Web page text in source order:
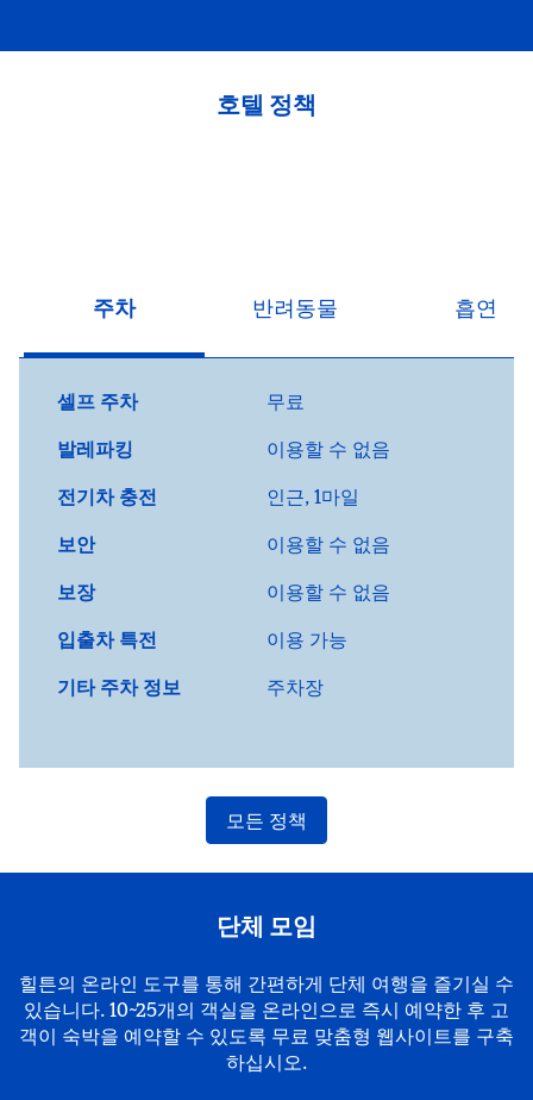
호텔 정책
주차 반려동물 흡연
셀프 주차
무료
발레파킹
이용할 수 없음
전기차 충전
인근, 1마일
보안
이용할 수 없음
보장
이용할 수 없음
입출차 특전
이용 가능
기타 주차 정보
주차장
모든 정책
단체 모임
힐튼의 온라인 도구를 통해 간편하게 단체 여행을 즐기실 수
있습니다. 10~25개의 객실을 온라인으로 즉시 예약한 후 고
객이 숙박을 예약할 수 있도록 무료 맞춤형 웹사이트를 구축
하십시오.